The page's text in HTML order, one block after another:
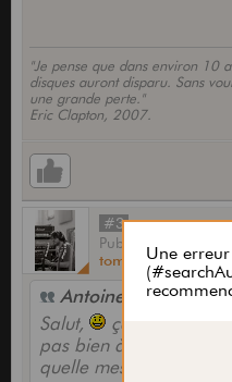
"Je pense que dans environ 10
disques auront disparu. Sans
une grande perte."
Eric Clapton, 2007.
#3
Publié
par
tomes67 le13
Antoine C. a écrit :
Salut,
ça a l'air
pas bien à quoi
quelle mesure ils